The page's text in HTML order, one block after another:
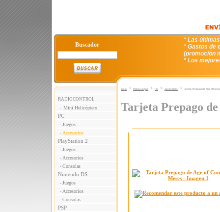
Buscador
* Las
* Gastos de
(promoción
* Los
RADIOCONTROL
- Mini Helicóptero
PC
- Juegos
- Accesorios
PlayStation 2
- Juegos
- Accesorios
- Consolas
Nintendo DS
- Juegos
- Accesorios
- Consolas
PSP
Inicio > VideoJuegos > PC > Accesorios > Tarjeta Prepago de Age of
Tarjeta Prepago